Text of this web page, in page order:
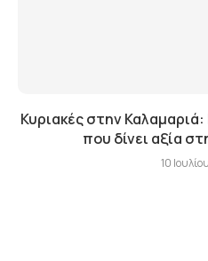
Κυριακές στην
που δίνει αξία
10